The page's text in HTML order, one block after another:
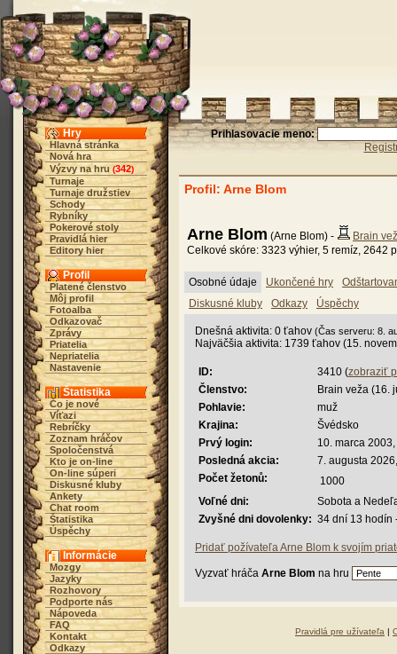
Hry
Hlavná stránka
Nová hra
Výzvy na hru (342)
Turnaje
Turnaje družstiev
Schody
Rybníky
Pokerové stoly
Pravidlá hier
Editory hier
Profil
Platené členstvo
Môj profil
Fotoalba
Odkazovač
Zprávy
Priatelia
Nepriatelia
Nastavenie
Štatistika
Čo je nové
Víťazi
Rebríčky
Zoznam hráčov
Spoločenstvá
Kto je on-line
On-line súperi
Diskusné kluby
Ankety
Chat room
Štatistika
Úspěchy
Informácie
Mozgy
Jazyky
Rozhovory
Podporte nás
Nápoveda
FAQ
Kontakt
Odkazy
Prihlasovacie meno:
Profil: Arne Blom
Arne Blom (Arne Blom) -
Brain
Celkové skóre: 3323 výhier, 5 remíz, 2642
Osobné údaje Ukončené hry
Diskusné kluby
Odkazy Úspěchy
Dnešná aktivita: 0 ťahov (Čas serveru: 8.
Najväčšia aktivita: 1739 ťahov (15.
ID: 3410 (zobraziť
Členstvo:
Brain veža (16.
Pohlavie:
muž
Krajina:
Švédsko
Prvý login:
10. marca
Posledná akcia:
7. augusta
Počet žetonů:
1000
Voľné dni:
Sobota a
Zvyšné dni dovolenky: 34 dní 13 hodín
Pridať požívateľa Arne Blom k svojím
Vyzvať hráča Arne Blom na hru
Pravidlá pre užívateľa |